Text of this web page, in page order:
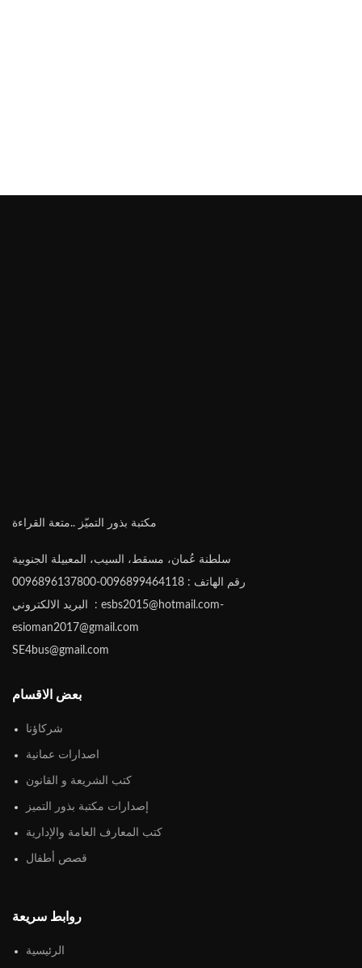
مكتبة بذور التميّز ..متعة القراءة
سلطنة عُمان، مسقط، السيب، المعبيلة الجنوبية
رقم الهاتف : 0096899464118-0096896137800
البريد الالكتروني : esbs2015@hotmail.com-
esioman2017@gmail.com
SE4bus@gmail.com
بعض الاقسام
شركاؤنا
اصدارات عمانية
كتب الشريعة و القانون
إصدارات مكتبة بذور التميز
كتب المعارف العامة والإدارية
قصص أطفال
روابط سريعة
الرئيسية